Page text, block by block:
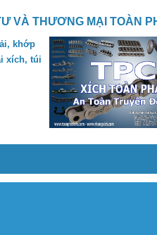
VÀ THƯƠNG MẠI TOÀN
khớp
xích, túi